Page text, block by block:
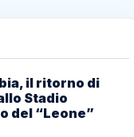
il ritorno di
Stadio
del “Leone”